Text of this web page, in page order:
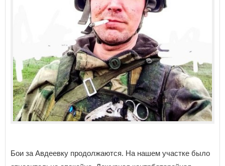
Бои за Авдеевку продолжаются. На нашем участке было